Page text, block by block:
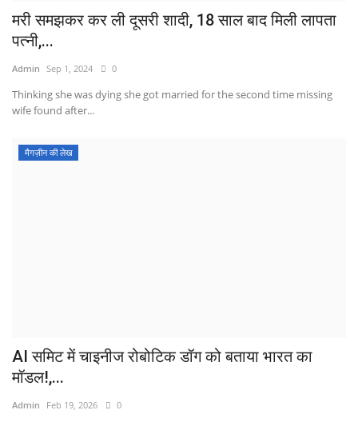
मरी समझकर कर ली दूसरी शादी, 18 साल बाद मिली लापता
पत्नी,...
Admin Sep 1, 2024 0
Thinking she was dying she got married for the second time missing
wife found after...
मैगज़ीन की लेख
AI समिट में चाइनीज रोबोटिक डॉग को बताया भारत का
मॉडल!,...
Admin Feb 19, 2026 0